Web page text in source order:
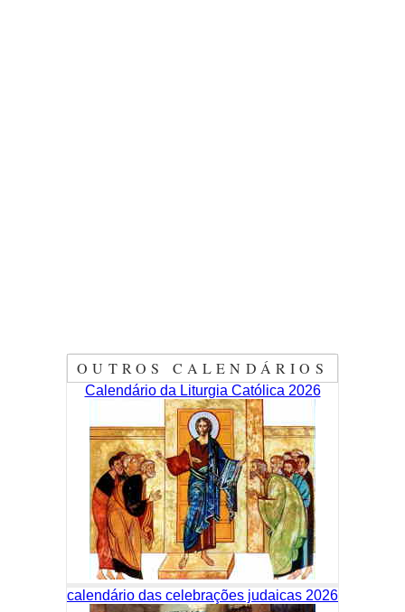
OUTROS CALENDÁRIOS
Calendário da Liturgia Católica 2026
calendário das celebrações judaicas 2026